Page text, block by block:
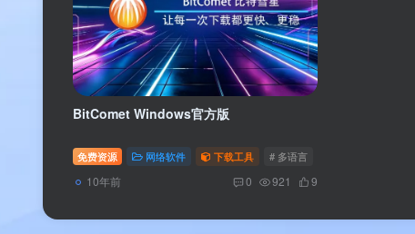
BitComet Windows官方版
免费资源 网络软件 下载工具 # 多语言
10年前 0 921 9